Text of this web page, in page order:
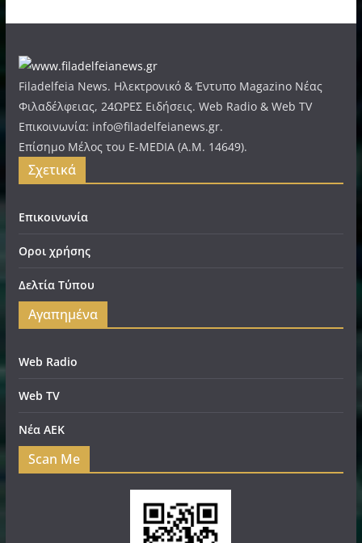
Filadelfeia News. Ηλεκτρονικό & Έντυπο Magazino Νέας
Φιλαδέλφειας, 24ΩΡΕΣ Ειδήσεις. Web Radio & Web TV
Επικοινωνία: info@filadelfeianews.gr.
Επίσημο Μέλος του E-MEDIA (A.M. 14649).
Σχετικά
Επικοινωνία
Οροι χρήσης
Δελτία Τύπου
Αγαπημένα
Web Radio
Web TV
Νέα ΑΕΚ
Scan Me